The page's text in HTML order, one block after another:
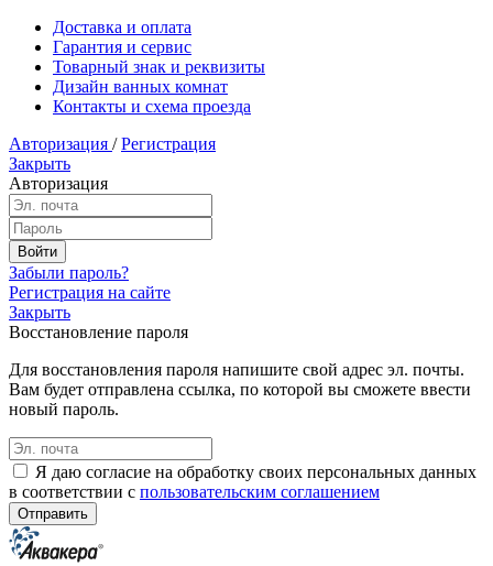
Доставка и оплата
Гарантия и сервис
Товарный знак и реквизиты
Дизайн ванных комнат
Контакты и схема проезда
Авторизация / Регистрация
Закрыть
Авторизация
Забыли пароль?
Регистрация на сайте
Закрыть
Восстановление пароля
Для восстановления пароля напишите свой адрес эл. почты.
Вам будет отправлена ссылка, по которой вы сможете ввести
новый пароль.
Я даю согласие на обработку своих персональных данных
в соответствии с пользовательским соглашением